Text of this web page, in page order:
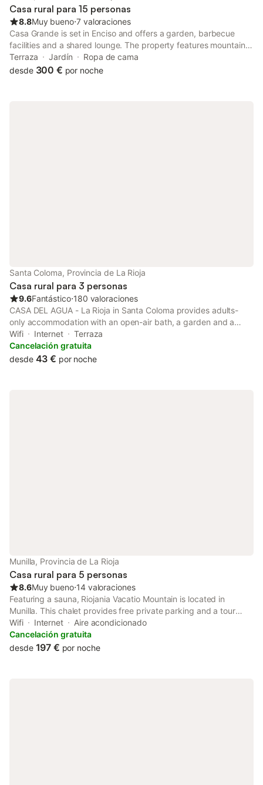
Casa rural para 15 personas
8.8Muy bueno⋅7 valoraciones
Casa Grande is set in Enciso and offers a garden, barbecue
facilities and a shared lounge. The property features mountain
views. The country house has a picnic area and an open-air
bath.
Terraza Jardín
Ropa de cama
desde 300 € por noche
Santa Coloma, Provincia de La Rioja
Casa rural para 3 personas
9.6Fantástico⋅180 valoraciones
CASA DEL AGUA - La Rioja in Santa Coloma provides adults-
only accommodation with an open-air bath, a garden and a
shared lounge. The property features mountain and lake views,
and is 22 km from Suso & Yuso monasteries.
Wifi Internet
Terraza
Cancelación gratuita
desde 43 € por noche
Munilla, Provincia de La Rioja
Casa rural para 5 personas
8.6Muy bueno⋅14 valoraciones
Featuring a sauna, Riojania Vacatio Mountain is located in
Munilla. This chalet provides free private parking and a tour
desk. Providing free WiFi throughout the property, the non-
smoking chalet has a sauna.
Wifi Internet
Aire acondicionado
Cancelación gratuita
desde 197 € por noche